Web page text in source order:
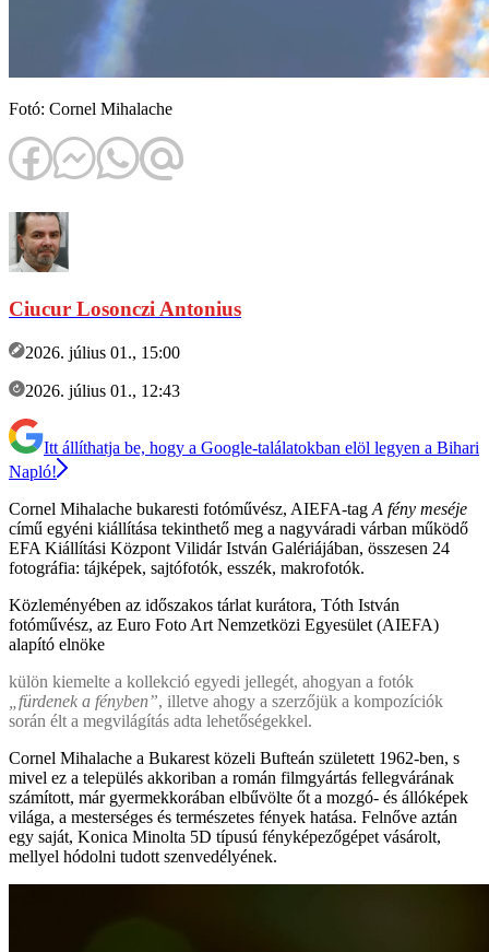
Fotó: Cornel Mihalache
Ciucur Losonczi Antonius
2026. július 01., 15:00
2026. július 01., 12:43
Itt állíthatja be, hogy a Google-találatokban elöl legyen a Bihari
Napló!
Cornel Mihalache bukaresti fotóművész, AIEFA-tag A fény meséje
című egyéni kiállítása tekinthető meg a nagyváradi várban működő
EFA Kiállítási Központ Vilidár István Galériájában, összesen 24
fotográfia: tájképek, sajtófotók, esszék, makrofotók.
Közleményében az időszakos tárlat kurátora, Tóth István
fotóművész, az Euro Foto Art Nemzetközi Egyesület (AIEFA)
alapító elnöke
külön kiemelte a kollekció egyedi jellegét, ahogyan a fotók
„fürdenek a fényben”, illetve ahogy a szerzőjük a kompozíciók
során élt a megvilágítás adta lehetőségekkel.
Cornel Mihalache a Bukarest közeli Bufteán született 1962-ben, s
mivel ez a település akkoriban a román filmgyártás fellegvárának
számított, már gyermekkorában elbűvölte őt a mozgó- és állóképek
világa, a mesterséges és természetes fények hatása. Felnőve aztán
egy saját, Konica Minolta 5D típusú fényképezőgépet vásárolt,
mellyel hódolni tudott szenvedélyének.